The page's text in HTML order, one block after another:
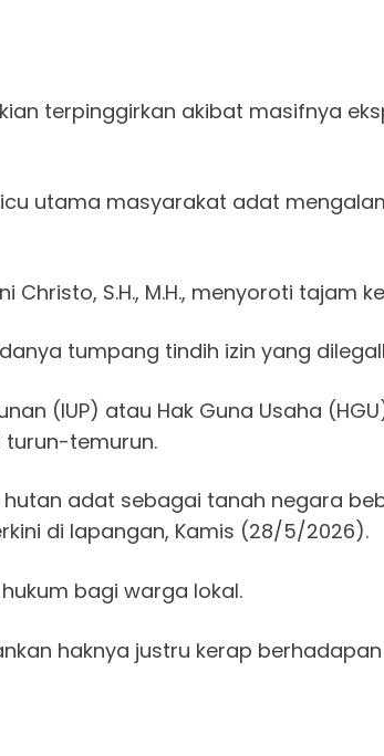
terpinggirkan akibat masifnya
utama masyarakat adat
Christo, S.H., M.H., menyoroti tajam
tumpang tindih izin yang
(IUP) atau Hak Guna Usaha
temurun.
adat sebagai tanah negara
di lapangan, Kamis (28/5/2026).
bagi warga lokal.
haknya justru kerap